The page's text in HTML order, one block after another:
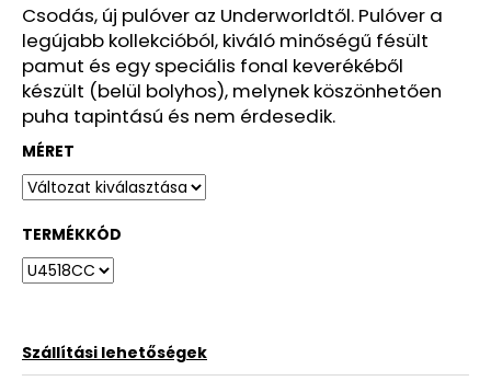
Csodás, új pulóver az Underworldtől. Pulóver a
legújabb kollekcióból, kiváló minőségű fésült
pamut és egy speciális fonal keverékéből
készült (belül bolyhos), melynek köszönhetően
puha tapintású és nem érdesedik.
MÉRET
TERMÉKKÓD
Szállítási lehetőségek